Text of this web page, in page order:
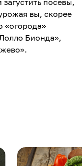
посевы,
вы, скорее
«огорода»
Бионда»,